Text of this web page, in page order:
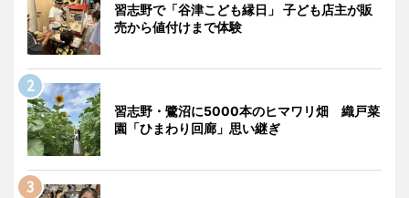
習志野で「谷津こども縁日」 子ども店主が販
売から値付けまで体験
習志野・鷺沼に5000本のヒマワリ畑 織戸菜
園「ひまわり回廊」思い継ぎ